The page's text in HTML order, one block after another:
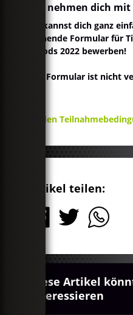
Wir nehmen dich mit
Du kannst dich ganz
stehende Formular für
Woods 2022 bewerben!
Das Formular ist nicht
Zu den
Artikel teilen:
Diese Artikel
interessieren